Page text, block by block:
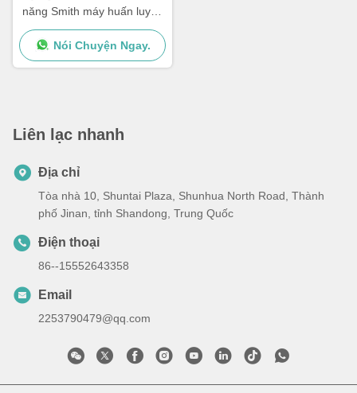
năng Smith máy huấn luyện
sức mạnh
Nói Chuyện Ngay.
Liên lạc nhanh
Địa chỉ
Tòa nhà 10, Shuntai Plaza, Shunhua North Road, Thành
phố Jinan, tỉnh Shandong, Trung Quốc
Điện thoại
86--15552643358
Email
2253790479@qq.com